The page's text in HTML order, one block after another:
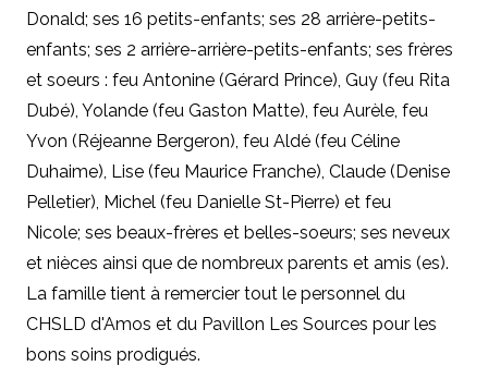
Donald; ses 16 petits-enfants; ses 28 arrière-petits-
enfants; ses 2 arrière-arrière-petits-enfants; ses frères
et soeurs : feu Antonine (Gérard Prince), Guy (feu Rita
Dubé), Yolande (feu Gaston Matte), feu Aurèle, feu
Yvon (Réjeanne Bergeron), feu Aldé (feu Céline
Duhaime), Lise (feu Maurice Franche), Claude (Denise
Pelletier), Michel (feu Danielle St-Pierre) et feu
Nicole; ses beaux-frères et belles-soeurs; ses neveux
et nièces ainsi que de nombreux parents et amis (es).
La famille tient à remercier tout le personnel du
CHSLD d'Amos et du Pavillon Les Sources pour les
bons soins prodigués.